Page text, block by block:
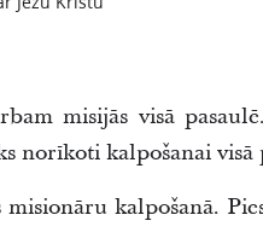
misijās visā
norīkoti kalpošanai visā
kalpošanā.